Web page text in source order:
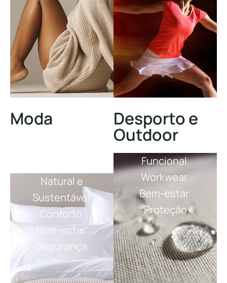
Moda Desporto e
Outdoor
Natural e
Sustentável
Conforto
Bem-estar
Segurança
Funcional
Workwear
Bem-estar
Proteção